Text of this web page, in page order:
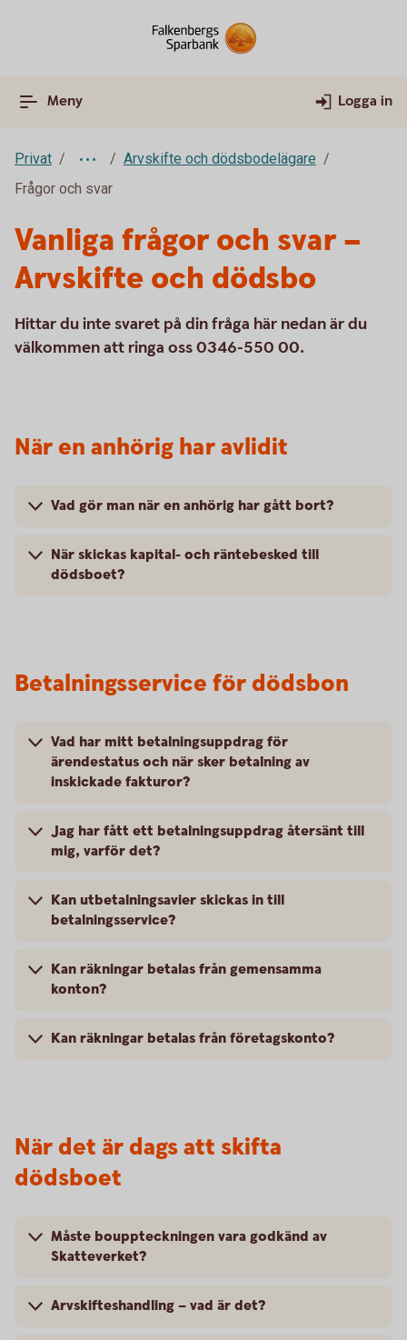
Meny Logga in
Privat
Arvskifte och dödsbodelägare
Frågor och svar
Vanliga frågor och svar –
Arvskifte och dödsbo
Hittar du inte svaret på din fråga här nedan är du
välkommen att ringa oss 0346-550 00.
När en anhörig har avlidit
Vad gör man när en anhörig har gått bort?
När skickas kapital- och räntebesked till
dödsboet?
Betalningsservice för dödsbon
Vad har mitt betalningsuppdrag för
ärendestatus och när sker betalning av
inskickade fakturor?
Jag har fått ett betalningsuppdrag återsänt till
mig, varför det?
Kan utbetalningsavier skickas in till
betalningsservice?
Kan räkningar betalas från gemensamma
konton?
Kan räkningar betalas från företagskonto?
När det är dags att skifta
dödsboet
Måste bouppteckningen vara godkänd av
Skatteverket?
Arvskifteshandling – vad är det?